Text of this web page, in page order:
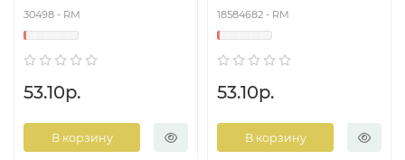
30498 - RM
53.10р.
В корзину
18584682 - RM
53.10р.
В корзину